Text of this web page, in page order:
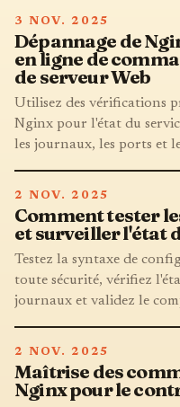
3 NOV. 2025
Dépannage de
en ligne de
de serveur Web
Utilisez des vérifications
Nginx pour l'état du
les journaux, les ports et
2 NOV. 2025
Comment tester
et surveiller l'état
Testez la syntaxe de
toute sécurité, vérifiez
journaux et validez le
2 NOV. 2025
Maîtrise des
Nginx pour le